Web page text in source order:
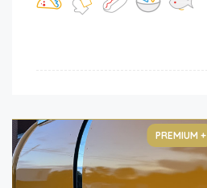
PREMIUM +